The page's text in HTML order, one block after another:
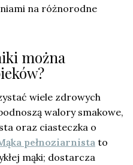
na różnorodne
można
wiele zdrowych
walory smakowe,
oraz ciasteczka o
pełnoziarnista to
mąki; dostarcza